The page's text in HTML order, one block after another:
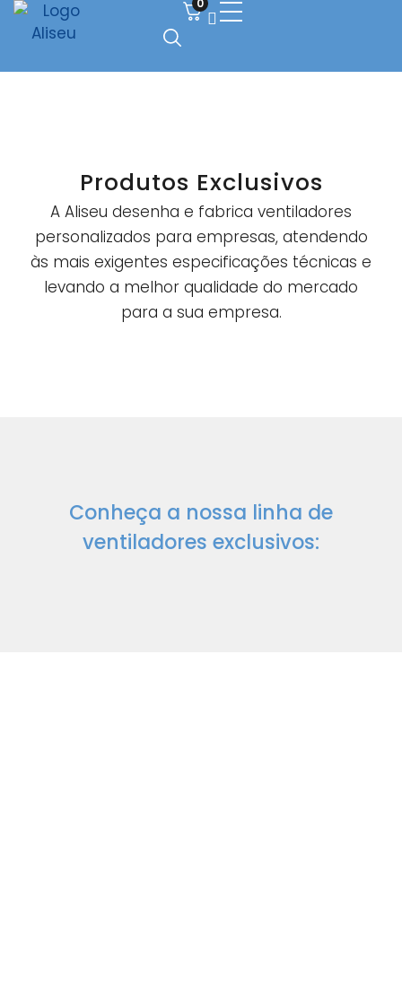
0
Produtos Exclusivos
A Aliseu desenha e fabrica ventiladores
personalizados para empresas, atendendo
às mais exigentes especificações técnicas e
levando a melhor qualidade do mercado
para a sua empresa.
Conheça a nossa linha de
ventiladores exclusivos: